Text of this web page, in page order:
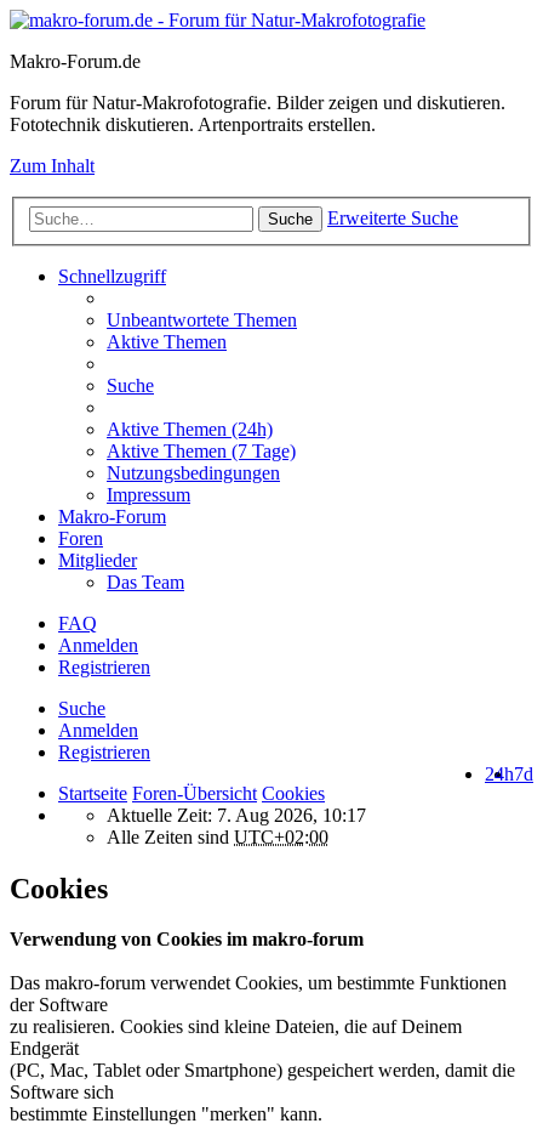
Makro-Forum.de
Forum für Natur-Makrofotografie. Bilder zeigen und diskutieren.
Fototechnik diskutieren. Artenportraits erstellen.
Zum Inhalt
Suche Erweiterte Suche
Schnellzugriff
Unbeantwortete Themen
Aktive Themen
Suche
Aktive Themen (24h)
Aktive Themen (7 Tage)
Nutzungsbedingungen
Impressum
Makro-Forum
Foren
Mitglieder
Das Team
FAQ
Anmelden
Registrieren
Suche
Anmelden
Registrieren
7d
24h
Startseite Foren-Übersicht Cookies
Aktuelle Zeit: 7. Aug 2026, 10:17
Alle Zeiten sind UTC+02:00
Cookies
Verwendung von Cookies im makro-forum
Das makro-forum verwendet Cookies, um bestimmte Funktionen
der Software
zu realisieren. Cookies sind kleine Dateien, die auf Deinem
Endgerät
(PC, Mac, Tablet oder Smartphone) gespeichert werden, damit die
Software sich
bestimmte Einstellungen "merken" kann.